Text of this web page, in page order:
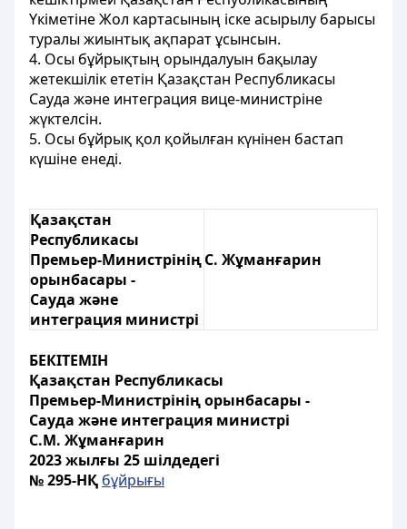
Үкіметіне Жол картасының іске асырылу барысы
туралы жиынтық ақпарат ұсынсын.
4. Осы бұйрықтың орындалуын бақылау
жетекшілік ететін Қазақстан Республикасы
Сауда және интеграция вице-министріне
жүктелсін.
5. Осы бұйрық қол қойылған күнінен бастап
күшіне енеді.
Қазақстан
Республикасы
Премьер-Министрінің
орынбасары -
Сауда және
интеграция министрі
С. Жұманғарин
БЕКІТЕМІН
Қазақстан Республикасы
Премьер-Министрінің орынбасары -
Сауда және интеграция министрі
С.М. Жұманғарин
2023 жылғы 25 шілдедегі
№ 295-НҚ бұйрығы